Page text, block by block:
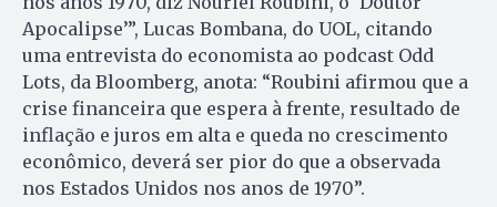
Apocalipse’”, Lucas Bombana, do UOL, citando
uma entrevista do economista ao podcast Odd
Lots, da Bloomberg, anota: “Roubini afirmou que a
crise financeira que espera à frente, resultado de
inflação e juros em alta e queda no crescimento
econômico, deverá ser pior do que a observada
nos Estados Unidos nos anos de 1970”.